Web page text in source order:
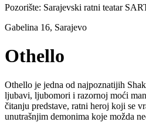
Pozorište: Sarajevski ratni teatar
Gabelina 16, Sarajevo
Othello
Othello je jedna od najpoznatijih
ljubavi, ljubomori i razornoj moći
čitanju predstave, ratni heroj koji se
unutrašnjim demonima koje možda